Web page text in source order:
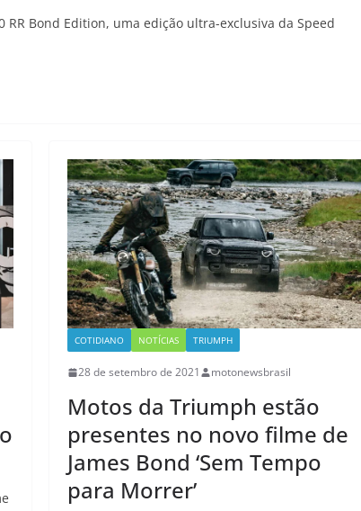
Bond Edition, uma edição ultra-exclusiva da Speed
COTIDIANO NOTÍCIAS TRIUMPH
28 de setembro de 2021 motonewsbrasil
Motos da Triumph estão
presentes no novo filme de
James Bond ‘Sem Tempo
para Morrer’